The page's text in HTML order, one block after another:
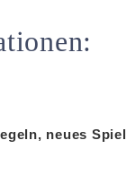
neues Spiel